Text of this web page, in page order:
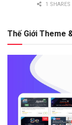
1 SHARES
Thế Giới Theme